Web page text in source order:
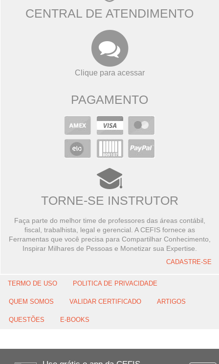
CENTRAL DE ATENDIMENTO
Clique para acessar
PAGAMENTO
TORNE-SE INSTRUTOR
Faça parte do melhor time de professores das áreas contábil,
fiscal, trabalhista, legal e gerencial. A CEFIS fornece as
Ferramentas que você precisa para Compartilhar Conhecimento,
Inspirar Milhares de Pessoas e Monetizar sua Expertise.
CADASTRE-SE
TERMO DE USO POLITICA DE PRIVACIDADE
QUEM SOMOS VALIDAR CERTIFICADO ARTIGOS
QUESTÕES E-BOOKS